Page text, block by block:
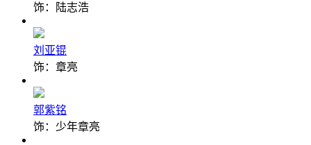
饰：陆志浩
刘亚锟
饰：章亮
郭紫铭
饰：少年章亮